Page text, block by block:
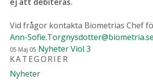
Vid frågor kontakta Biometrias Chef
Ann-Sofie.Torgnysdotter@biometria.se
05 Maj 05 Nyheter Viol 3
KATEGORIER
Nyheter